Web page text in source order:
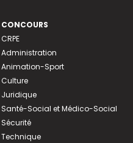
CONCOURS
CRPE
Administration
Animation-Sport
Culture
Juridique
Santé-Social et Médico-Social
Sécurité
Technique